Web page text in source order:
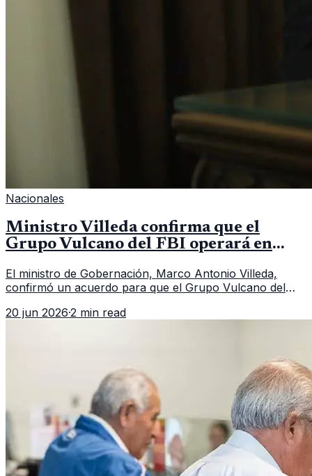
Nacionales
Ministro Villeda confirma que el
Grupo Vulcano del FBI operará en
El ministro de Gobernación, Marco Antonio Villeda,
confirmó un acuerdo para que el Grupo Vulcano del
fallido con la administración anterior del Ministerio
20 jun 2026·2 min read